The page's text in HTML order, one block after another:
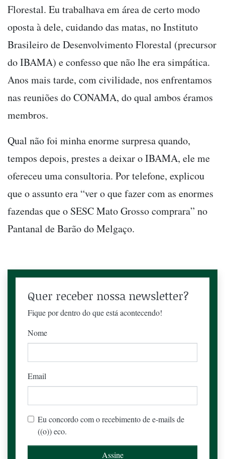
Florestal. Eu trabalhava em área de certo modo
oposta à dele, cuidando das matas, no Instituto
Brasileiro de Desenvolvimento Florestal (precursor
do IBAMA) e confesso que não lhe era simpática.
Anos mais tarde, com civilidade, nos enfrentamos
nas reuniões do CONAMA, do qual ambos éramos
membros.
Qual não foi minha enorme surpresa quando,
tempos depois, prestes a deixar o IBAMA, ele me
ofereceu uma consultoria. Por telefone, explicou
que o assunto era “ver o que fazer com as enormes
fazendas que o SESC Mato Grosso comprara” no
Pantanal de Barão do Melgaço.
Quer receber nossa newsletter?
Fique por dentro do que está acontecendo!
Nome
Email
Eu concordo com o recebimento de e-mails de
((o)) eco.